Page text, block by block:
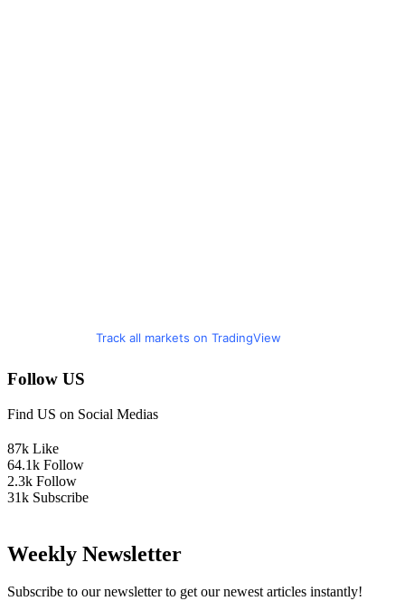
Track all markets on TradingView
Follow US
Find US on Social Medias
87k Like
64.1k Follow
2.3k Follow
31k Subscribe
Weekly Newsletter
Subscribe to our newsletter to get our newest articles instantly!